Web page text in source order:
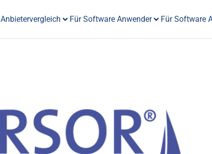
Anbietervergleich Für Software Anwender Für Software